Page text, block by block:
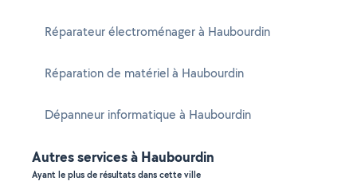
Réparateur électroménager à Haubourdin
Réparation de matériel à Haubourdin
Dépanneur informatique à Haubourdin
Autres services à Haubourdin
Ayant le plus de résultats dans cette ville